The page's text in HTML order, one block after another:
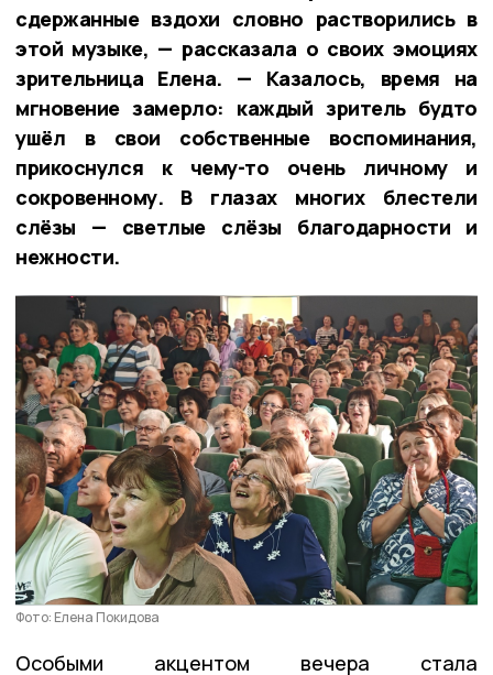
сдержанные вздохи словно растворились в
этой музыке, — рассказала о своих эмоциях
зрительница Елена. — Казалось, время на
мгновение замерло: каждый зритель будто
ушёл в свои собственные воспоминания,
прикоснулся к чему-то очень личному и
сокровенному. В глазах многих блестели
слёзы — светлые слёзы благодарности и
нежности.
Фото: Елена Покидова
Особыми акцентом вечера стала